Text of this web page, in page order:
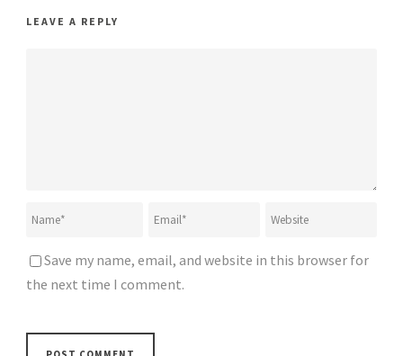
LEAVE A REPLY
Save my name, email, and website in this browser for
the next time I comment.